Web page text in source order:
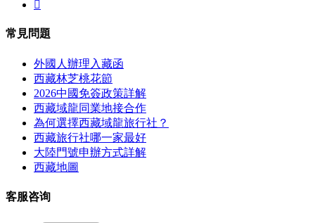

常見問題
外國人辦理入藏函
西藏林芝桃花節
2026中國免簽政策詳解
西藏域龍同業地接合作
為何選擇西藏域龍旅行社？
西藏旅行社哪一家最好
大陸門號申辦方式詳解
西藏地圖
客服咨询